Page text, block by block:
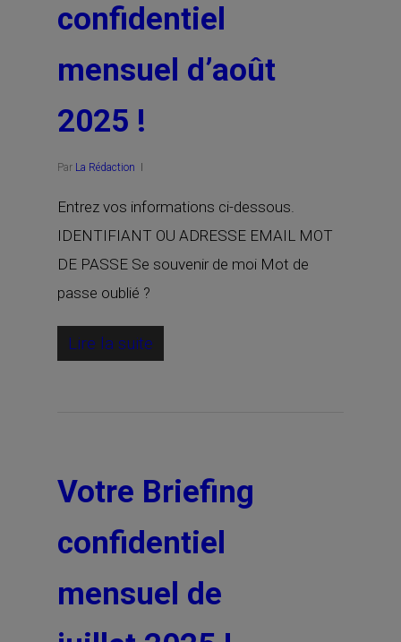
confidentiel
mensuel d’août
2025 !
Par La Rédaction
Entrez vos informations ci-dessous.
IDENTIFIANT OU ADRESSE EMAIL MOT
DE PASSE Se souvenir de moi Mot de
passe oublié ?
Lire la suite
Votre Briefing
confidentiel
mensuel de